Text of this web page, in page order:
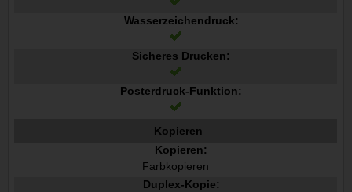
Wasserzeichendruck:
Sicheres Drucken:
Posterdruck-Funktion:
Kopieren
Kopieren:
Farbkopieren
Duplex-Kopie: